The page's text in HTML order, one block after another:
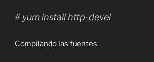
# yum install http-devel
Compilando las fuentes